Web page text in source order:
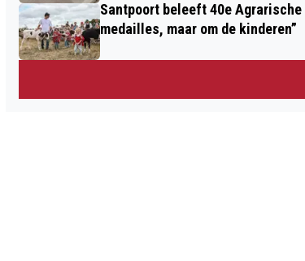
Santpoort beleeft 40e
medailles, maar om de kinderen”